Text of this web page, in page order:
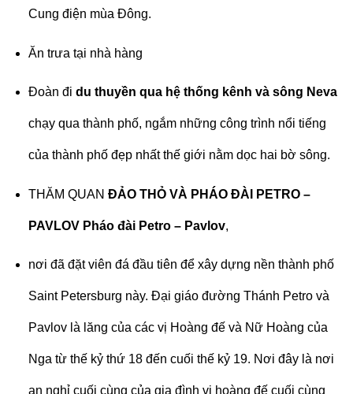
Cung điện mùa Đông.
Ăn trưa tại nhà hàng
Đoàn đi du thuyền qua hệ thống kênh và sông Neva
chạy qua thành phố, ngắm những công trình nổi tiếng
của thành phố đẹp nhất thế giới nằm dọc hai bờ sông.
THĂM QUAN ĐẢO THỎ VÀ PHÁO ĐÀI PETRO –
PAVLOV Pháo đài Petro – Pavlov,
nơi đã đặt viên đá đầu tiên để xây dựng nền thành phố
Saint Petersburg này. Đại giáo đường Thánh Petro và
Pavlov là lăng của các vị Hoàng đế và Nữ Hoàng của
Nga từ thế kỷ thứ 18 đến cuối thế kỷ 19. Nơi đây là nơi
an nghỉ cuối cùng của gia đình vị hoàng đế cuối cùng